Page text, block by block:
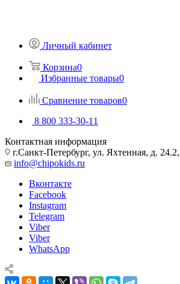
Личный кабинет
Корзина0
Избранные товары0
Сравнение товаров0
8 800 333-30-11
Контактная информация
г.Санкт-Петербург, ул. Яхтенная, д.
info@chipokids.ru
Вконтакте
Facebook
Instagram
Telegram
Viber
Viber
WhatsApp